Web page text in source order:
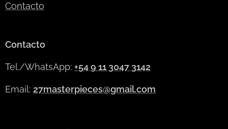
Contacto
Contacto
Tel./WhatsApp: +54 9 11 3047 3142
Email: 27masterpieces@gmail.com